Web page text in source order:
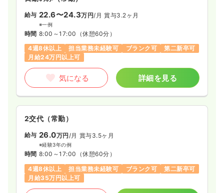
給与 22.6〜24.3万円/月 賞与3.2ヶ月
※一例
時間 8:00～17:00 （休憩60分）
4週8休以上
担当業務未経験可 ブランク可
第二新卒可
月給24万円以上可
気になる 詳細を見る
2交代（常勤）
給与 26.0万円/月 賞与3.5ヶ月
※経験3年の例
時間 8:00～17:00 （休憩60分）
4週8休以上
担当業務未経験可 ブランク可
第二新卒可
月給35万円以上可